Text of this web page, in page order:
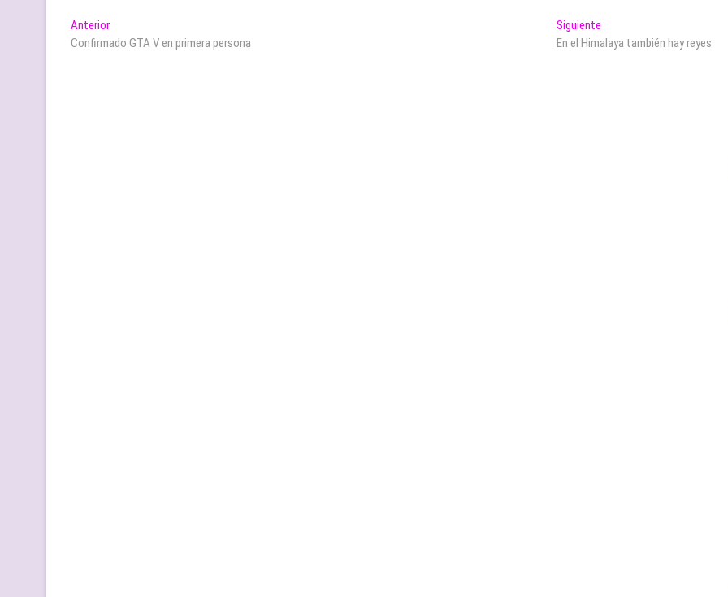
Navegación
de
AnteriorEntrada
anterior:
Confirmado GTA V en primera persona
Siguiente
siguiente:
En el Himalaya también hay reyes